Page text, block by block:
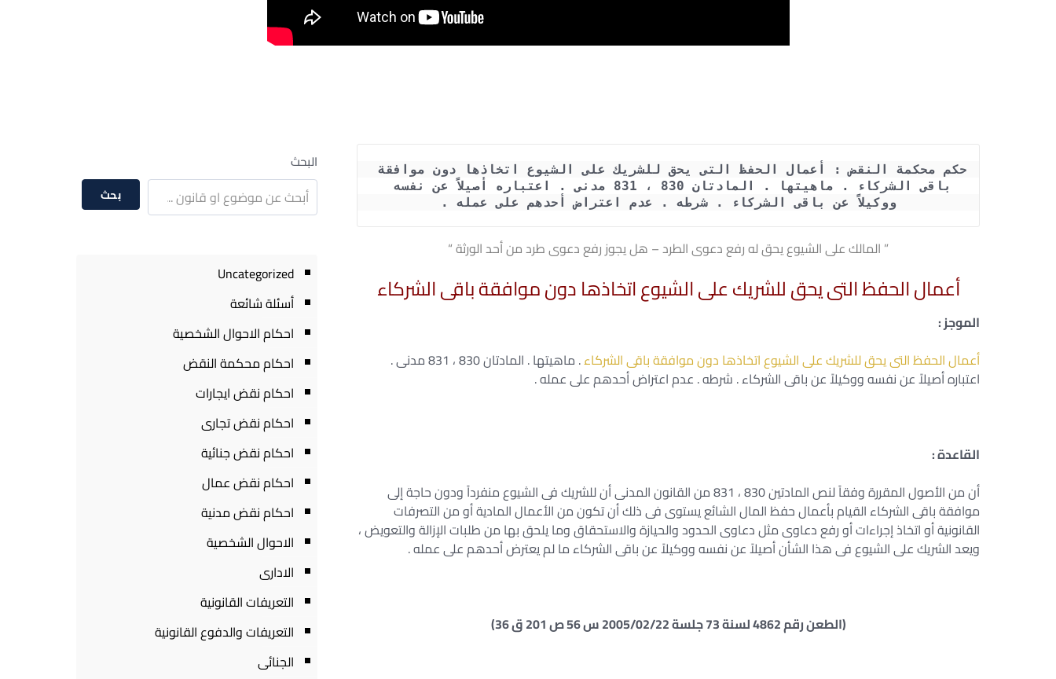
ووكيلاً عن باقى الشركاء . شرطه . عدم اعتراض أحدهم على عمله .
” المالك على الشيوع يحق له رفع دعوى الطرد – هل يجوز رفع دعوى طرد من أحد الورثة “
أعمال الحفظ التى يحق للشريك على الشيوع اتخاذها دون موافقة باقى الشركاء
الموجز :
أعمال الحفظ التى يحق للشريك على الشيوع اتخاذها دون موافقة باقى الشركاء
. ماهيتها . المادتان 830 ، 831 مدنى .
اعتباره أصيلاً عن نفسه ووكيلاً عن باقى الشركاء . شرطه . عدم اعتراض أحدهم على عمله .
القاعدة :
أن من الأصول المقررة وفقاً لنص المادتين 830 ، 831 من القانون المدنى أن للشريك فى الشيوع منفرداً ودون حاجة إلى
موافقة باقى الشركاء القيام بأعمال حفظ المال الشائع يستوى فى ذلك أن تكون من الأعمال المادية أو من التصرفات
القانونية أو اتخاذ إجراءات أو رفع دعاوى مثل دعاوى الحدود والحيازة والاستحقاق وما يلحق بها من طلبات الإزالة والتعويض ،
ويعد الشريك على الشيوع فى هذا الشأن أصيلاً عن نفسه ووكيلاً عن باقى الشركاء ما لم يعترض أحدهم على عمله .
(الطعن رقم 4862 لسنة 73 جلسة 2005/02/22 س 56 ص 201 ق 36)
البحث
بحث
Uncategorized
أسئلة شائعة
احكام الاحوال الشخصية
احكام محكمة النقض
احكام نقض ايجارات
احكام نقض تجارى
احكام نقض جنائية
احكام نقض عمال
احكام نقض مدنية
الاحوال الشخصية
الادارى
التعريفات القانونية
التعريفات والدفوع القانونية
الجنائى